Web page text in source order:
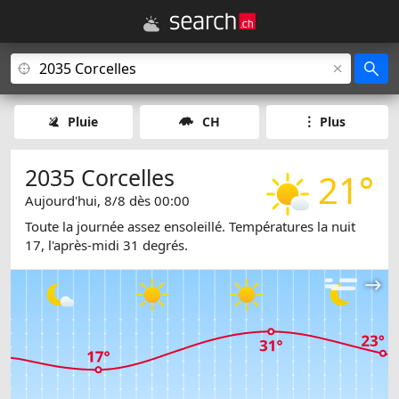
Pluie CH Plus
21°
2035 Corcelles
Aujourd'hui, 8/8 dès 00:00
Toute la journée assez ensoleillé. Températures la nuit
17, l'après-midi 31 degrés.